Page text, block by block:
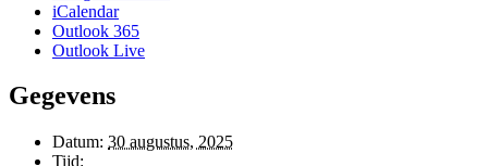
iCalendar
Outlook 365
Outlook Live
Gegevens
Datum: 30 augustus, 2025
Tijd: